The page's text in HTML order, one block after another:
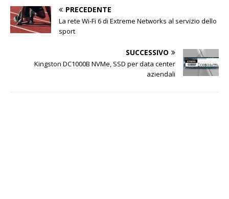
PRECEDENTE
La rete Wi-Fi 6 di Extreme Networks al servizio dello
sport
SUCCESSIVO
Kingston DC1000B NVMe, SSD per data center
aziendali